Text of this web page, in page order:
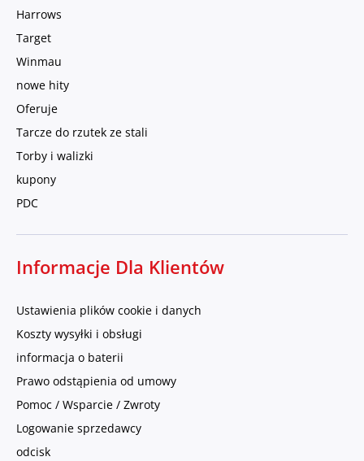
Harrows
Target
Winmau
nowe hity
Oferuje
Tarcze do rzutek ze stali
Torby i walizki
kupony
PDC
Informacje Dla Klientów
Ustawienia plików cookie i danych
Koszty wysyłki i obsługi
informacja o baterii
Prawo odstąpienia od umowy
Pomoc / Wsparcie / Zwroty
Logowanie sprzedawcy
odcisk